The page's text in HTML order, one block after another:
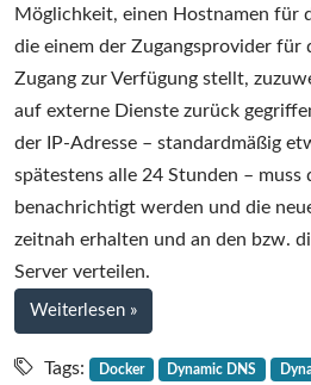
Möglichkeit, einen Hostnamen für
die einem der Zugangsprovider für
Zugang zur Verfügung stellt,
auf externe Dienste zurück
der IP-Adresse – standardmäßig
spätestens alle 24 Stunden – muss
benachrichtigt werden und die
zeitnah erhalten und an den bzw.
Server verteilen.
Weiterlesen bei
Dynamic
DNS
»
Tags: Docker Dynamic DNS